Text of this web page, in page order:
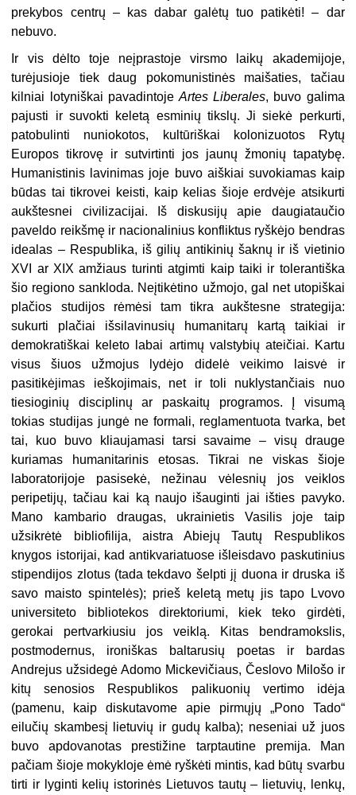
prekybos centrų – kas dabar galėtų tuo patikėti! – dar
nebuvo.
Ir vis dėlto toje neįprastoje virsmo laikų akademijoje,
turėjusioje tiek daug pokomunistinės maišaties, tačiau
kilniai lotyniškai pavadintojeArtes Liberales, buvo galima
pajusti ir suvokti keletą esminių tikslų. Ji siekė perkurti,
patobulinti nuniokotos, kultūriškai kolonizuotos Rytų
Europos tikrovę ir sutvirtinti jos jaunų žmonių tapatybę.
Humanistinis lavinimas joje buvo aiškiai suvokiamas kaip
būdas tai tikrovei keisti, kaip kelias šioje erdvėje atsikurti
aukštesnei civilizacijai. Iš diskusijų apie daugiataučio
paveldo reikšmę ir nacionalinius konfliktus ryškėjo bendras
idealas – Respublika, iš gilių antikinių šaknų ir iš vietinio
XVI ar XIX amžiaus turinti atgimti kaip taiki ir tolerantiška
šio regiono sankloda. Neįtikėtino užmojo, gal net utopiškai
plačios studijos rėmėsi tam tikra aukštesne strategija:
sukurti plačiai išsilavinusių humanitarų kartą taikiai ir
demokratiškai keleto labai artimų valstybių ateičiai. Kartu
visus šiuos užmojus lydėjo didelė veikimo laisvė ir
pasitikėjimas ieškojimais, net ir toli nuklystančiais nuo
tiesioginių disciplinų ar paskaitų programos. Į visumą
tokias studijas jungė ne formali, reglamentuota tvarka, bet
tai, kuo buvo kliaujamasi tarsi savaime – visų drauge
kuriamas humanitarinis etosas. Tikrai ne viskas šioje
laboratorijoje pasisekė, nežinau vėlesnių jos veiklos
peripetijų, tačiau kai ką naujo išauginti jai išties pavyko.
Mano kambario draugas, ukrainietis Vasilis joje taip
užsikrėtė bibliofilija, aistra Abiejų Tautų Respublikos
knygos istorijai, kad antikvariatuose išleisdavo paskutinius
stipendijos zlotus (tada tekdavo šelpti jį duona ir druska iš
savo maisto spintelės); prieš keletą metų jis tapo Lvovo
universiteto bibliotekos direktoriumi, kiek teko girdėti,
gerokai pertvarkiusiu jos veiklą. Kitas bendramokslis,
postmodernus, ironiškas baltarusių poetas ir bardas
Andrejus užsidegė Adomo Mickevičiaus, Česlovo Milošo ir
kitų senosios Respublikos palikuonių vertimo idėja
(pamenu, kaip diskutavome apie pirmųjų „Pono Tado“
eilučių skambesį lietuvių ir gudų kalba); neseniai už juos
buvo apdovanotas prestižine tarptautine premija. Man
pačiam šioje mokykloje ėmė ryškėti mintis, kad būtų svarbu
tirti ir lyginti kelių istorinės Lietuvos tautų – lietuvių, lenkų,